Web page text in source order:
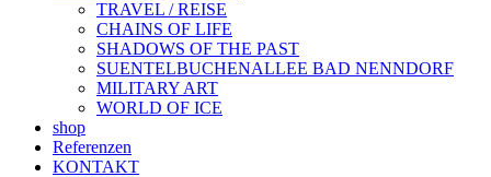
TRAVEL / REISE
CHAINS OF LIFE
SHADOWS OF THE PAST
SUENTELBUCHENALLEE BAD NENNDORF
MILITARY ART
WORLD OF ICE
shop
Referenzen
KONTAKT